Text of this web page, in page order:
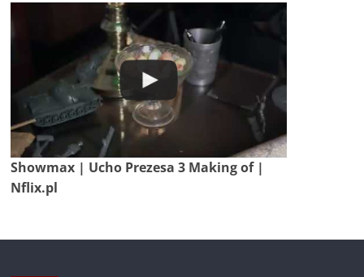
Showmax | Ucho Prezesa 3 Making of |
Nflix.pl